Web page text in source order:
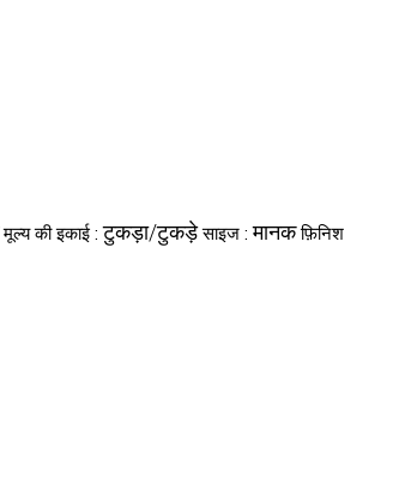
मूल्य की इकाई :टुकड़ा/टुकड़े साइज :मानक फ़िनिश